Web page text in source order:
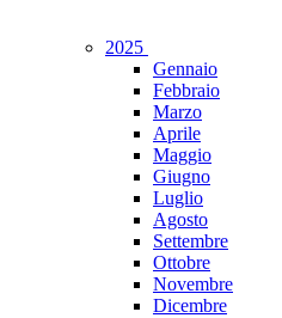
2025
Gennaio
Febbraio
Marzo
Aprile
Maggio
Giugno
Luglio
Agosto
Settembre
Ottobre
Novembre
Dicembre